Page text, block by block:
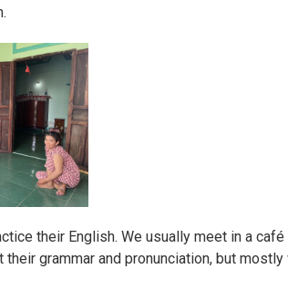
their English. We usually meet in a café
grammar and pronunciation, but mostly